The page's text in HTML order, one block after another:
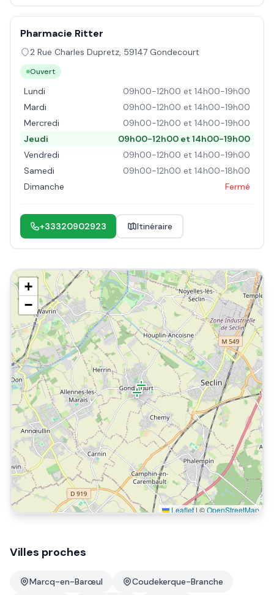
Pharmacie Ritter
2 Rue Charles Dupretz, 59147 Gondecourt
Ouvert
Lundi
09h00-12h00 et 14h00-19h00
Mardi
09h00-12h00 et 14h00-19h00
Mercredi
09h00-12h00 et 14h00-19h00
Jeudi
09h00-12h00 et 14h00-19h00
Vendredi
09h00-12h00 et 14h00-19h00
Samedi
09h00-12h00 et 14h00-18h00
Dimanche
Fermé
+33320902923 Itinéraire
+
−
Leaflet | ©OpenStreetMap
Villes proches
Marcq-en-Barœul Coudekerque-Branche